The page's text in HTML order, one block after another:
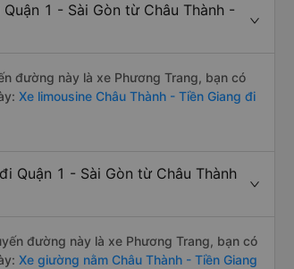
1 - Sài Gòn từ Châu Thành -
đường này là xe Phương Trang, bạn có
Xe limousine Châu Thành - Tiền Giang đi
Quận 1 - Sài Gòn từ Châu Thành
đường này là xe Phương Trang, bạn có
Xe giường nằm Châu Thành - Tiền Giang